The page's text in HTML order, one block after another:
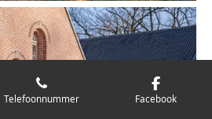
Telefoonnummer Facebook